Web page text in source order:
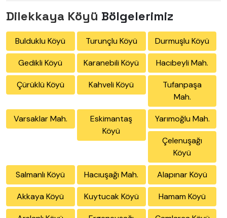
Dilekkaya Köyü Bölgelerimiz
Bulduklu Köyü Turunçlu Köyü Durmuşlu Köyü
Gedikli Köyü Karanebili Köyü Hacıbeyli Mah.
Çürüklü Köyü Kahveli Köyü
Tufanpaşa
Mah.
Varsaklar Mah.
Eskimantaş
Köyü
Yarımoğlu Mah.
Çelenuşağı
Köyü
Salmanlı Köyü Hacıuşağı Mah. Alapınar Köyü
Akkaya Köyü Kuytucak Köyü Hamam Köyü